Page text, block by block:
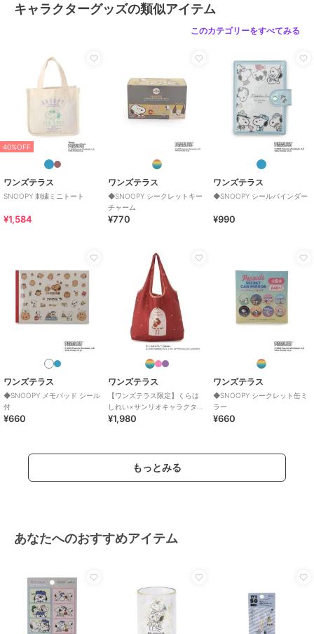
キャラクターグッズの類似アイテム
このカテゴリーをすべてみる
40%OFF
ワンズテラス
SNOOPY 刺繍ミニトート
¥1,584
ワンズテラス
◆SNOOPY シークレットキー
チャーム
¥770
ワンズテラス
◆SNOOPY シールバインダー
¥990
ワンズテラス
◆SNOOPY メモパッド シール
付
¥660
ワンズテラス
【ワンズテラス限定】くらは
しれい×サンリオキャラクター
ズ エコバッグ
¥1,980
ワンズテラス
◆SNOOPY シークレット缶ミ
ラー
¥660
もっとみる
あなたへのおすすめアイテム